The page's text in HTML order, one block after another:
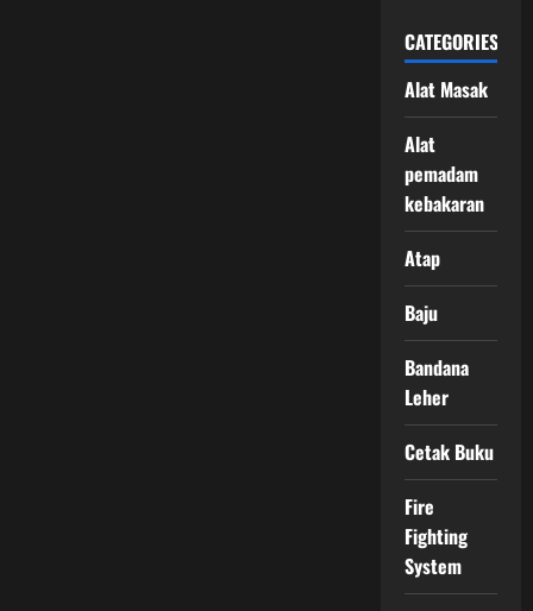
CATEGORIES
Alat Masak
Alat
pemadam
kebakaran
Atap
Baju
Bandana
Leher
Cetak Buku
Fire
Fighting
System